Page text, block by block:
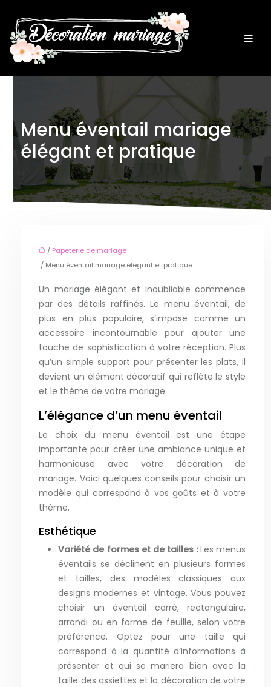
Menu éventail mariage
élégant et pratique
/ Papeterie de mariage
/ Menu éventail mariage élégant et pratique
Un mariage élégant et inoubliable commence
par des détails raffinés. Le menu éventail, de
plus en plus populaire, s’impose comme un
accessoire incontournable pour ajouter une
touche de sophistication à votre réception. Plus
qu’un simple support pour présenter les plats, il
devient un élément décoratif qui reflète le style
et le thème de votre mariage.
L’élégance d’un menu éventail
Le choix du menu éventail est une étape
importante pour créer une ambiance unique et
harmonieuse avec votre décoration de
mariage. Voici quelques conseils pour choisir un
modèle qui correspond à vos goûts et à votre
thème.
Esthétique
Variété de formes et de tailles : Les menus
éventails se déclinent en plusieurs formes
et tailles, des modèles classiques aux
designs modernes et vintage. Vous pouvez
choisir un éventail carré, rectangulaire,
arrondi ou en forme de feuille, selon votre
préférence. Optez pour une taille qui
correspond à la quantité d’informations à
présenter et qui se mariera bien avec la
taille des assiettes et la décoration de votre